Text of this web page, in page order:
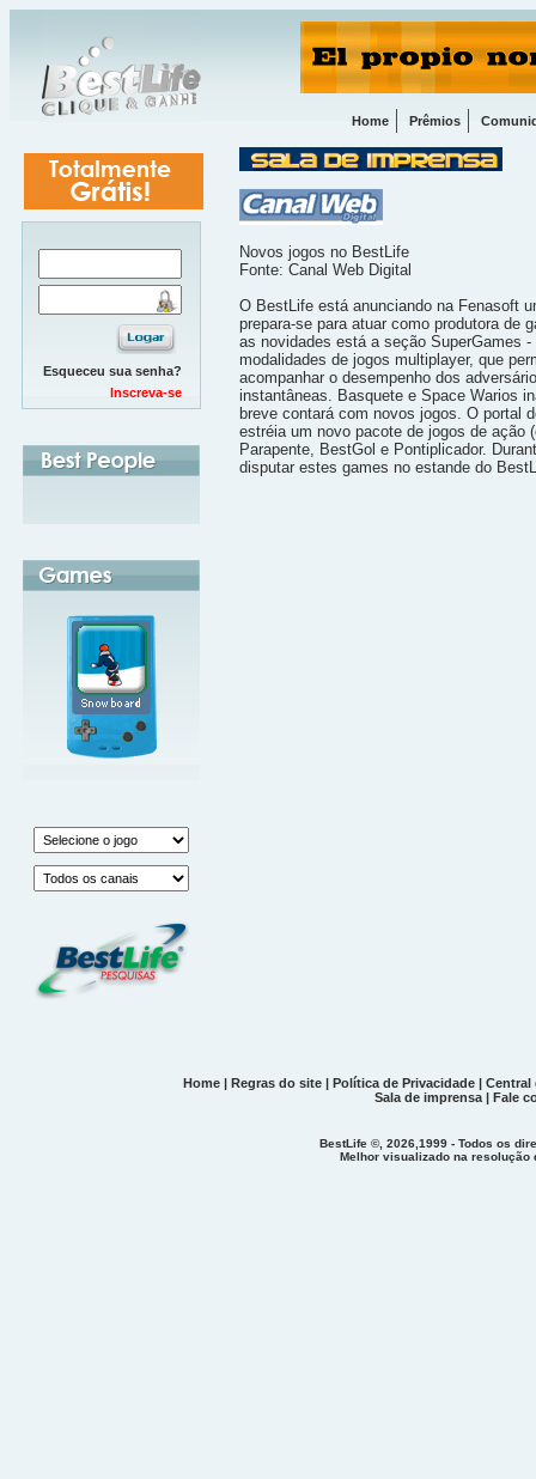
Home Prêmios
Esqueceu sua senha?
Inscreva-se
Novos jogos no BestLife
Fonte: Canal Web Digital
O BestLife está anunciando na Fenasoft
prepara-se para atuar como produtora de
as novidades está a seção SuperGames
modalidades de jogos multiplayer, que
acompanhar o desempenho dos
instantâneas. Basquete e Space Warios
breve contará com novos jogos. O portal
estréia um novo pacote de jogos de ação
Parapente, BestGol e Pontiplicador.
disputar estes games no estande do
Home | Regras do site | Política de Privacidade | Central
Sala de imprensa | Fale
BestLife ©, 2026,1999 - Todos os
Melhor visualizado na resolução